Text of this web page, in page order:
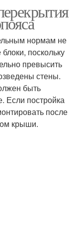
нормам не
поскольку
превысить
стены.
быть
Если постройка
после
крыши.